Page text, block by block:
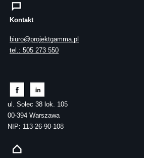
Kontakt
biuro@projektgamma.pl
tel.: 505 273 550
ul. Solec 38 lok. 105
00-394 Warszawa
NIP: 113-26-90-108